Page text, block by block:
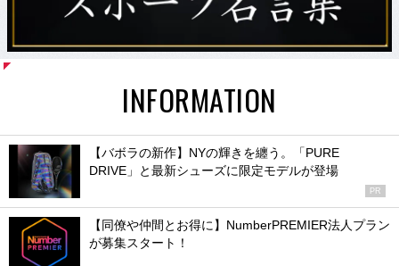
INFORMATION
【バボラの新作】NYの輝きを纏う。「PURE
DRIVE」と最新シューズに限定モデルが登場
PR
【同僚や仲間とお得に】NumberPREMIER法人プラン
が募集スタート！